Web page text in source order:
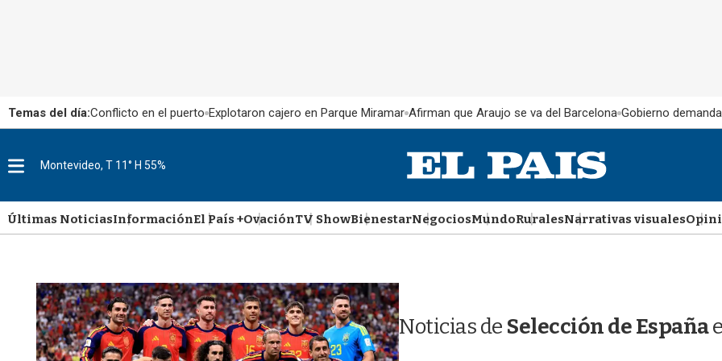
Temas del día:Conflicto en el puerto Explotaron cajero en Parque Miramar Afirman que Araujo se va del Barcelona Gobierno
M
u
Montevideo, T 11° H 55%
Últimas NoticiasInformaciónEl País +OvaciónTV ShowBienestarNegociosMundoRuralesNarrativas visuales
Noticias de Selección de España